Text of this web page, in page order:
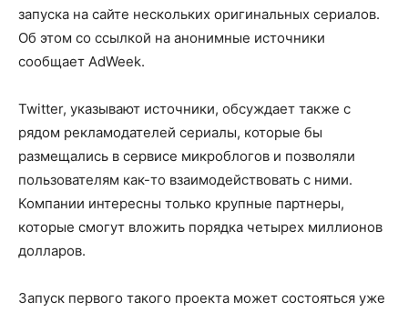
запуска на сайте нескольких оригинальных сериалов.
Об этом со ссылкой на анонимные источники
сообщает AdWeek.
Twitter, указывают источники, обсуждает также с
рядом рекламодателей сериалы, которые бы
размещались в сервисе микроблогов и позволяли
пользователям как-то взаимодействовать с ними.
Компании интересны только крупные партнеры,
которые смогут вложить порядка четырех миллионов
долларов.
Запуск первого такого проекта может состояться уже